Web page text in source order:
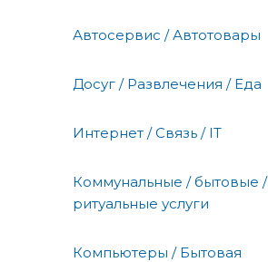
Автосервис / Автотовары
Досуг / Развлечения / Еда
Интернет / Связь / IT
Коммунальные / бытовые /
ритуальные услуги
Компьютеры / Бытовая